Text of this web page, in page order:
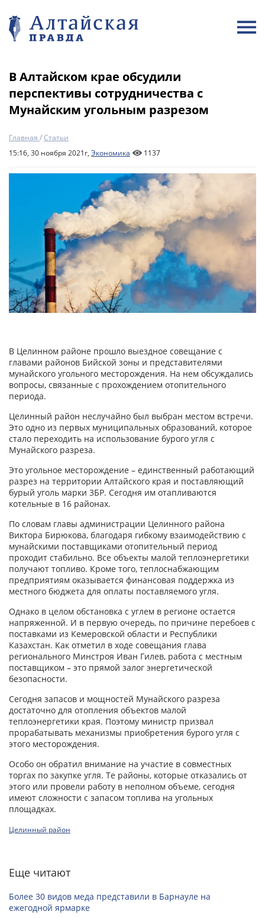
В Алтайском крае обсудили
перспективы сотрудничества с
Мунайским угольным разрезом
Главная /Статьи
15:16, 30 ноября 2021г, Экономика 1137
В Целинном районе прошло выездное совещание с
главами районов Бийской зоны и представителями
мунайского угольного месторождения. На нем обсуждались
вопросы, связанные с прохождением отопительного
периода.
Целинный район неслучайно был выбран местом встречи.
Это одно из первых муниципальных образований, которое
стало переходить на использование бурого угля с
Мунайского разреза.
Это угольное месторождение – единственный работающий
разрез на территории Алтайского края и поставляющий
бурый уголь марки 3БР. Сегодня им отапливаются
котельные в 16 районах.
По словам главы администрации Целинного района
Виктора Бирюкова, благодаря гибкому взаимодействию с
мунайскими поставщиками отопительный период
проходит стабильно. Все объекты малой теплоэнергетики
получают топливо. Кроме того, теплоснабжающим
предприятиям оказывается финансовая поддержка из
местного бюджета для оплаты поставляемого угля.
Однако в целом обстановка с углем в регионе остается
напряженной. И в первую очередь, по причине перебоев с
поставками из Кемеровской области и Республики
Казахстан. Как отметил в ходе совещания глава
регионального Минстроя Иван Гилев, работа с местным
поставщиком – это прямой залог энергетической
безопасности.
Сегодня запасов и мощностей Мунайского разреза
достаточно для отопления объектов малой
теплоэнергетики края. Поэтому министр призвал
прорабатывать механизмы приобретения бурого угля с
этого месторождения.
Особо он обратил внимание на участие в совместных
торгах по закупке угля. Те районы, которые отказались от
этого или провели работу в неполном объеме, сегодня
имеют сложности с запасом топлива на угольных
площадках.
Целинный район
Еще читают
Более 30 видов меда представили в Барнауле на
ежегодной ярмарке